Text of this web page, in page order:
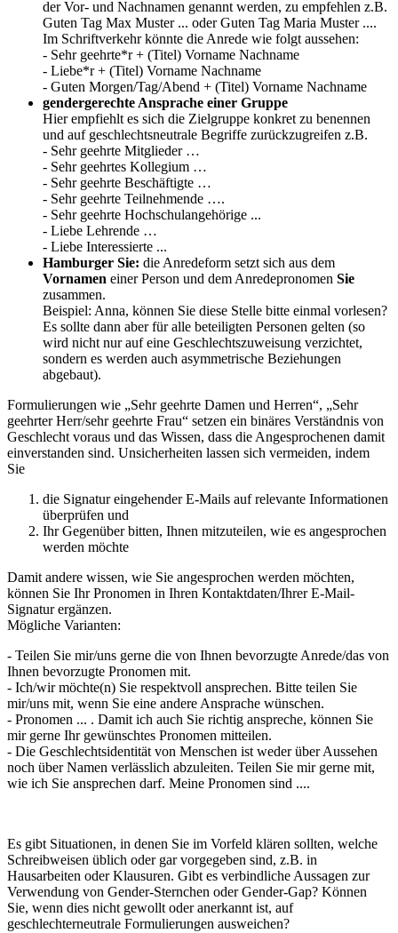
der Vor- und Nachnamen genannt werden, zu empfehlen z.B.
Guten Tag Max Muster ... oder Guten Tag Maria Muster ....
Im Schriftverkehr könnte die Anrede wie folgt aussehen:
- Sehr geehrte*r + (Titel) Vorname Nachname
- Liebe*r + (Titel) Vorname Nachname
- Guten Morgen/Tag/Abend + (Titel) Vorname Nachname
gendergerechte Ansprache einer Gruppe
Hier empfiehlt es sich die Zielgruppe konkret zu benennen
und auf geschlechtsneutrale Begriffe zurückzugreifen z.B.
- Sehr geehrte Mitglieder …
- Sehr geehrtes Kollegium …
- Sehr geehrte Beschäftigte …
- Sehr geehrte Teilnehmende ….
- Sehr geehrte Hochschulangehörige ...
- Liebe Lehrende …
- Liebe Interessierte ...
Hamburger Sie: die Anredeform setzt sich aus dem
Vornamen einer Person und dem Anredepronomen Sie
zusammen.
Beispiel: Anna, können Sie diese Stelle bitte einmal vorlesen?
Es sollte dann aber für alle beteiligten Personen gelten (so
wird nicht nur auf eine Geschlechtszuweisung verzichtet,
sondern es werden auch asymmetrische Beziehungen
abgebaut).
Formulierungen wie „Sehr geehrte Damen und Herren“, „Sehr
geehrter Herr/sehr geehrte Frau“ setzen ein binäres Verständnis von
Geschlecht voraus und das Wissen, dass die Angesprochenen damit
einverstanden sind. Unsicherheiten lassen sich vermeiden, indem
Sie
die Signatur eingehender E-Mails auf relevante Informationen
überprüfen und
Ihr Gegenüber bitten, Ihnen mitzuteilen, wie es angesprochen
werden möchte
Damit andere wissen, wie Sie angesprochen werden möchten,
können Sie Ihr Pronomen in Ihren Kontaktdaten/Ihrer E-Mail-
Signatur ergänzen.
Mögliche Varianten:
- Teilen Sie mir/uns gerne die von Ihnen bevorzugte Anrede/das von
Ihnen bevorzugte Pronomen mit.
- Ich/wir möchte(n) Sie respektvoll ansprechen. Bitte teilen Sie
mir/uns mit, wenn Sie eine andere Ansprache wünschen.
- Pronomen ... . Damit ich auch Sie richtig anspreche, können Sie
mir gerne Ihr gewünschtes Pronomen mitteilen.
- Die Geschlechtsidentität von Menschen ist weder über Aussehen
noch über Namen verlässlich abzuleiten. Teilen Sie mir gerne mit,
wie ich Sie ansprechen darf. Meine Pronomen sind ....
Es gibt Situationen, in denen Sie im Vorfeld klären sollten, welche
Schreibweisen üblich oder gar vorgegeben sind, z.B. in
Hausarbeiten oder Klausuren. Gibt es verbindliche Aussagen zur
Verwendung von Gender-Sternchen oder Gender-Gap? Können
Sie, wenn dies nicht gewollt oder anerkannt ist, auf
geschlechterneutrale Formulierungen ausweichen?